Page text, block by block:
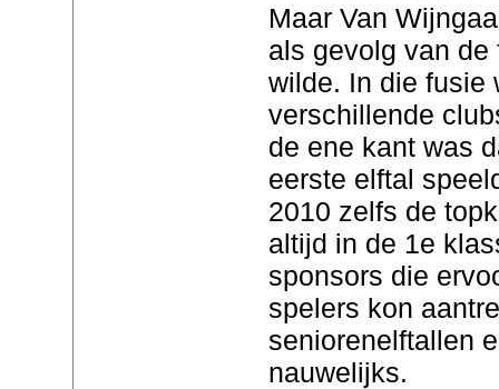
Maar Van
als gevolg van
wilde. In die fusie
verschillende
de ene kant was
eerste elftal
2010 zelfs de
altijd in de 1e
sponsors die
spelers kon
seniorenelftallen
nauwelijks.